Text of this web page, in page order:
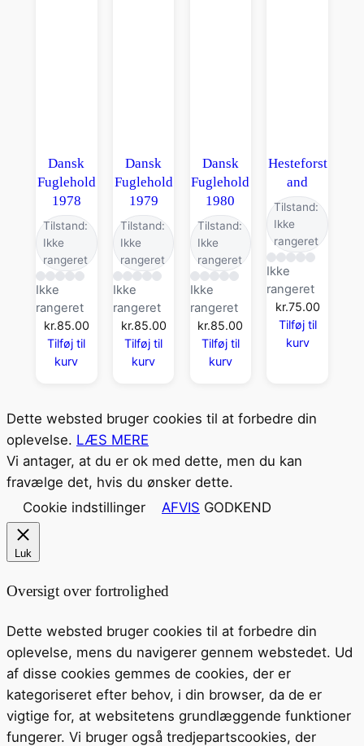
Dansk
Fuglehold
1978
Tilstand:
Ikke
rangeret
Ikke
rangeret
kr.85.00
Tilføj til
kurv
Dansk
Fuglehold
1979
Tilstand:
Ikke
rangeret
Ikke
rangeret
kr.85.00
Tilføj til
kurv
Dansk
Fuglehold
1980
Tilstand:
Ikke
rangeret
Ikke
rangeret
kr.85.00
Tilføj til
kurv
Hesteforst
and
Tilstand:
Ikke
rangeret
Ikke
rangeret
kr.75.00
Tilføj til
kurv
Dette websted bruger cookies til at forbedre din
oplevelse. LÆS MERE
Vi antager, at du er ok med dette, men du kan
fravælge det, hvis du ønsker dette.
Cookie indstillinger
AFVIS GODKEND
Luk
Oversigt over fortrolighed
Dette websted bruger cookies til at forbedre din
oplevelse, mens du navigerer gennem webstedet. Ud
af disse cookies gemmes de cookies, der er
kategoriseret efter behov, i din browser, da de er
vigtige for, at websitetens grundlæggende funktioner
fungerer. Vi bruger også tredjepartscookies, der